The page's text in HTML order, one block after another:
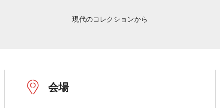
現代のコレクションから
会場